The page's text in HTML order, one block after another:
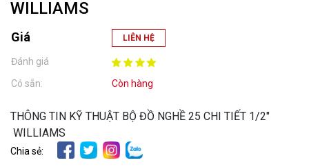
WILLIAMS
Giá LIÊN HỆ
Đánh giá
Có sẵn:
Còn hàng
THÔNG TIN KỸ THUẬT BỘ ĐỒ NGHỀ 25 CHI TIẾT 1/2″
WILLIAMS
Chia sẻ: